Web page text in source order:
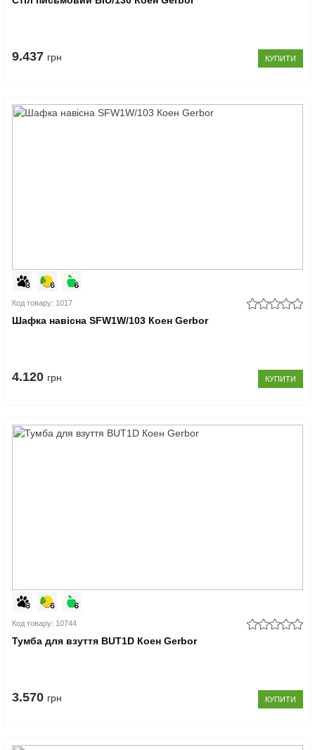
9.437 грн КУПИТИ
Код товару: 1017
Шафка навісна SFW1W/103 Коен Gerbor
4.120 грн КУПИТИ
Код товару: 10744
Тумба для взуття BUT1D Коен Gerbor
3.570 грн КУПИТИ